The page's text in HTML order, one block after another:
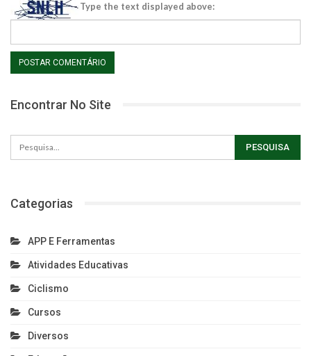
Type the text displayed above:
Encontrar No Site
Categorias
APP E Ferramentas
Atividades Educativas
Ciclismo
Cursos
Diversos